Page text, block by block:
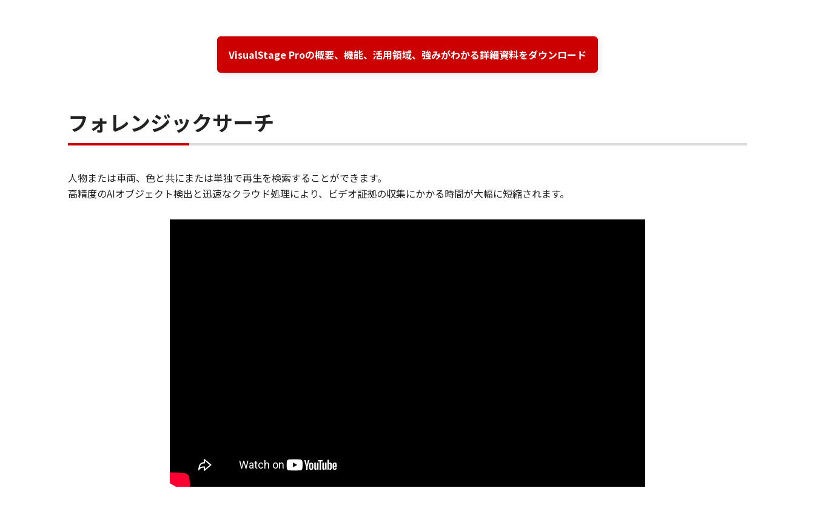
VisualStage Proの概要、機能、活用領域、強みがわかる詳細資料をダウンロード
フォレンジックサーチ
人物または車両、色と共にまたは単独で再生を検索することができます。
高精度のAIオブジェクト検出と迅速なクラウド処理により、ビデオ証拠の収集にかかる時間が大幅に短縮されます。